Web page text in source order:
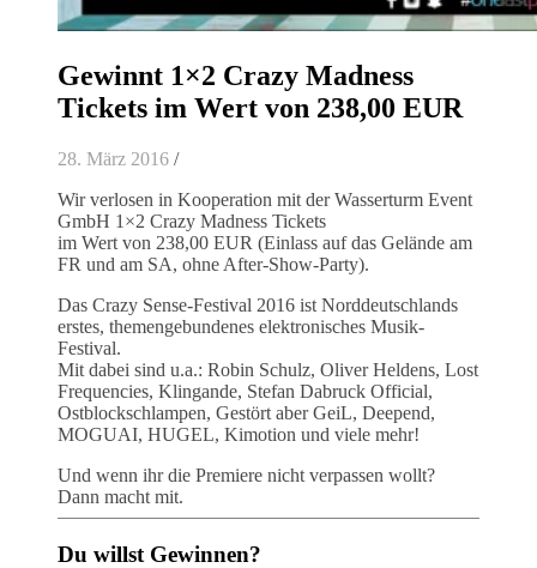
Gewinnt 1×2 Crazy Madness
Tickets im Wert von 238,00 EUR
28. März 2016 /
Wir verlosen in Kooperation mit der Wasserturm Event
GmbH 1×2 Crazy Madness Tickets
im Wert von 238,00 EUR (Einlass auf das Gelände am
FR und am SA, ohne After-Show-Party).
Das Crazy Sense-Festival 2016 ist Norddeutschlands
erstes, themengebundenes elektronisches Musik-
Festival.
Mit dabei sind u.a.: Robin Schulz, Oliver Heldens, Lost
Frequencies, Klingande, Stefan Dabruck Official,
Ostblockschlampen, Gestört aber GeiL, Deepend,
MOGUAI, HUGEL, Kimotion und viele mehr!
Und wenn ihr die Premiere nicht verpassen wollt?
Dann macht mit.
Du willst Gewinnen?